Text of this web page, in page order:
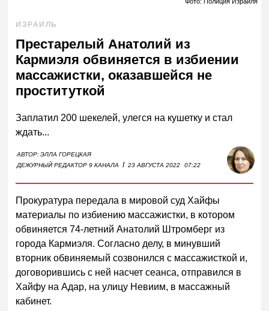
ИЗРАИЛЬ
Престарелый Анатолий из
Кармиэля обвиняется в избиении
массажистки, оказавшейся не
проституткой
Заплатил 200 шекелей, улегся на кушетку и стал
ждать...
АВТОР:ЭЛЛА ГОРЕЦКАЯ
ДЕЖУРНЫЙ РЕДАКТОР 9 КАНАЛА
I 23 АВГУСТА 2022 07:22
Прокуратура передала в мировой суд Хайфы
материалы по избиению массажистки, в котором
обвиняется 74-летний Анатолий Штромберг из
города Кармиэля. Согласно делу, в минувший
вторник обвиняемый созвонился с массажисткой и,
договорившись с ней насчет сеанса, отправился в
Хайфу на Адар, на улицу Невиим, в массажный
кабинет.